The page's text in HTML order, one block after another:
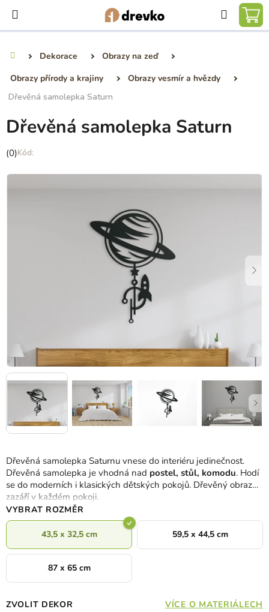
obsah
Hledat
Dekorace
Obrazy na zeď
Obrazy přírody a krajiny
Obrazy vesmír a hvězdy
Dřevěná samolepka Saturn
Dřevěná samolepka Saturnu vnese do interiéru jedinečnost.
Dřevěná samolepka je vhodná nad postel, stůl, komodu. Hodí
se do moderních i klasických dětských pokojů. Dřevěný obraz
zazáří v každém pokoji.
VYBRAT ROZMĚR
43,5 x 32,5 cm 59,5 x 44,5 cm
87 x 65 cm
ZVOLIT DEKOR VÍCE O MATERIÁLECH
Dřevěná samolepka Saturn
Průměrné
produktu
(0)